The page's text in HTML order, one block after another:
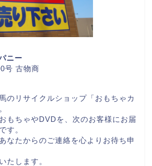
ニー
号 古物商
のリサイクルショップ「おもちゃカ
もちゃやDVDを、次のお客様にお届
す。
なたからのご連絡を心よりお待ち申
たします。